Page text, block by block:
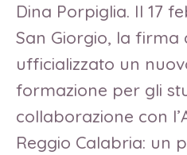
Dina Porpiglia. Il 17
San Giorgio, la
ufficializzato un
formazione per gli
collaborazione con
Reggio Calabria: un